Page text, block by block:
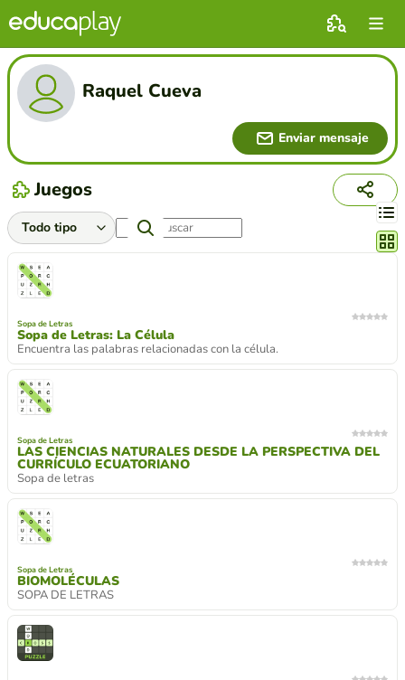
Raquel Cueva
Enviar mensaje
Juegos
Sopa de Letras
Sopa de Letras: La Célula
Encuentra las palabras relacionadas con la célula.
Sopa de Letras
LAS CIENCIAS NATURALES DESDE LA PERSPECTIVA DEL
CURRÍCULO ECUATORIANO
Sopa de letras
Sopa de Letras
BIOMOLÉCULAS
SOPA DE LETRAS